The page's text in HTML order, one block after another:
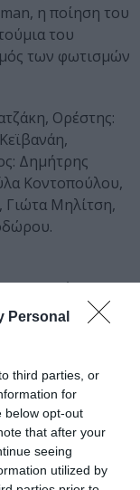
Personal
third parties, or
for
below opt-out
that after your
seeing
utilized by
η ποίηση του
του
των φωτισμών
Ορέστης:
Δημήτρης
Κοντοπούλου,
Μηλίτση,
«Ροές»
2103479426
Μπενάκη)
Google News